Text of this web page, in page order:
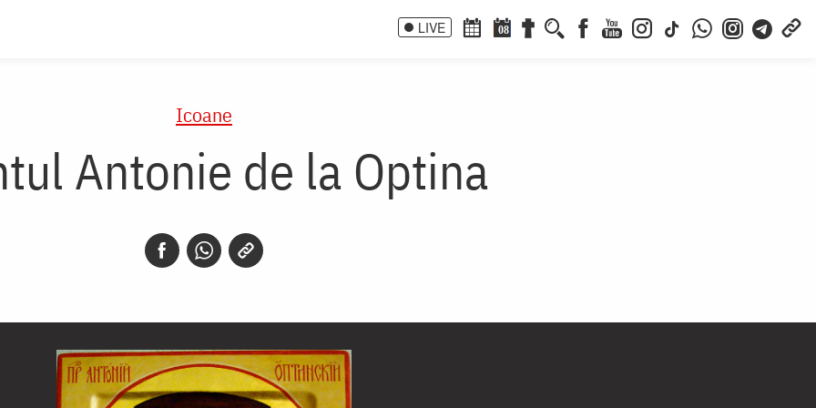
LIVE 08
Icoane
Antonie de la Optina